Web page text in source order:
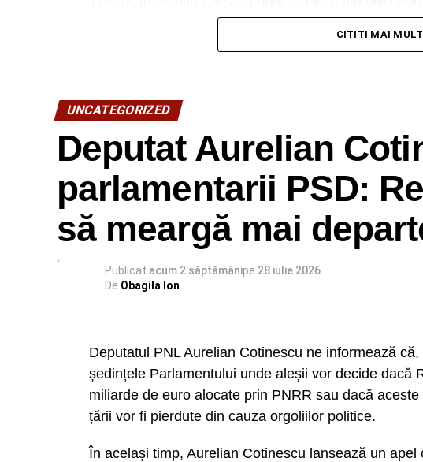
confirmarea sesiunii de parcare.
RECLAMA
CITITI MAI MULT
UNCATEGORIZED
Deputat Aurelian
parlamentarii PSD:
să meargă mai
Publicat acum 2 săptămânipe 28 iulie 2026
De Obagila Ion
Deputatul PNL Aurelian Cotinescu ne informează
ședințele Parlamentului unde aleșii vor decide dacă
miliarde de euro alocate prin PNRR sau dacă
țării vor fi pierdute din cauza orgoliilor politice.
În același timp, Aurelian Cotinescu lansează un